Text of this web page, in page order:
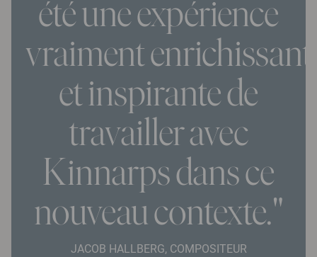
été une expérience
vraiment
et inspirante de
travailler avec
Kinnarps dans ce
nouveau contexte."
JACOB HALLBERG, COMPOSITEUR